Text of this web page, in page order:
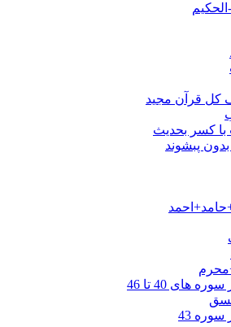
کل قرآن مجید
کسر بحدیث
پبشوند
های 40 تا 46
43